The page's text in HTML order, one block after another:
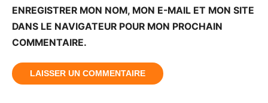
ENREGISTRER MON NOM, MON E-MAIL ET MON SITE
DANS LE NAVIGATEUR POUR MON PROCHAIN
COMMENTAIRE.